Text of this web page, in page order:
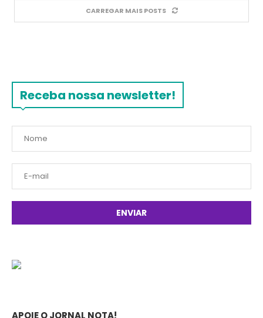
CARREGAR MAIS POSTS
Receba nossa newsletter!
APOIE O JORNAL NOTA!